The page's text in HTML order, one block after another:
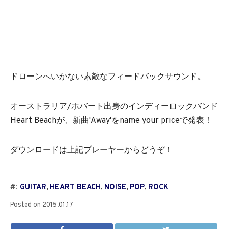
ドローンへいかない素敵なフィードバックサウンド。
オーストラリア/ホバート出身のインディーロックバンド
Heart Beachが、新曲'Away'をname your priceで発表！
ダウンロードは上記プレーヤーからどうぞ！
#: GUITAR, HEART BEACH, NOISE, POP, ROCK
Posted on 2015.01.17